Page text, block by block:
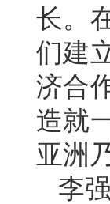
长。
们建
济合
造就
亚洲
李